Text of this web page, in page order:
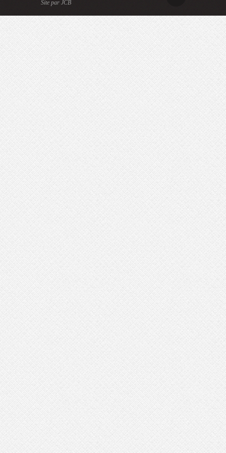
Site par JCB